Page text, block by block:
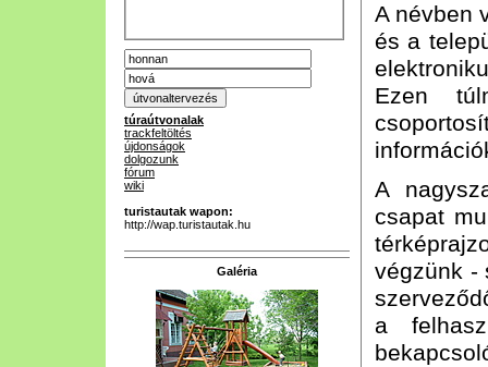
túraútvonalak
trackfeltöltés
újdonságok
dolgozunk
fórum
wiki
turistautak wapon:
http://wap.turistautak.hu
Galéria
A névben
és a
Ezen
A
csapat
végzünk -
a